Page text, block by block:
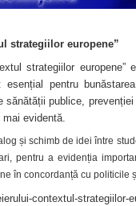
strategiilor europene”
strategiilor europene”
pentru
publice, prevenției
evidentă.
și schimb de idei între
pentru a evidenția
în concordanță cu politicile
contextul-strategiilor-